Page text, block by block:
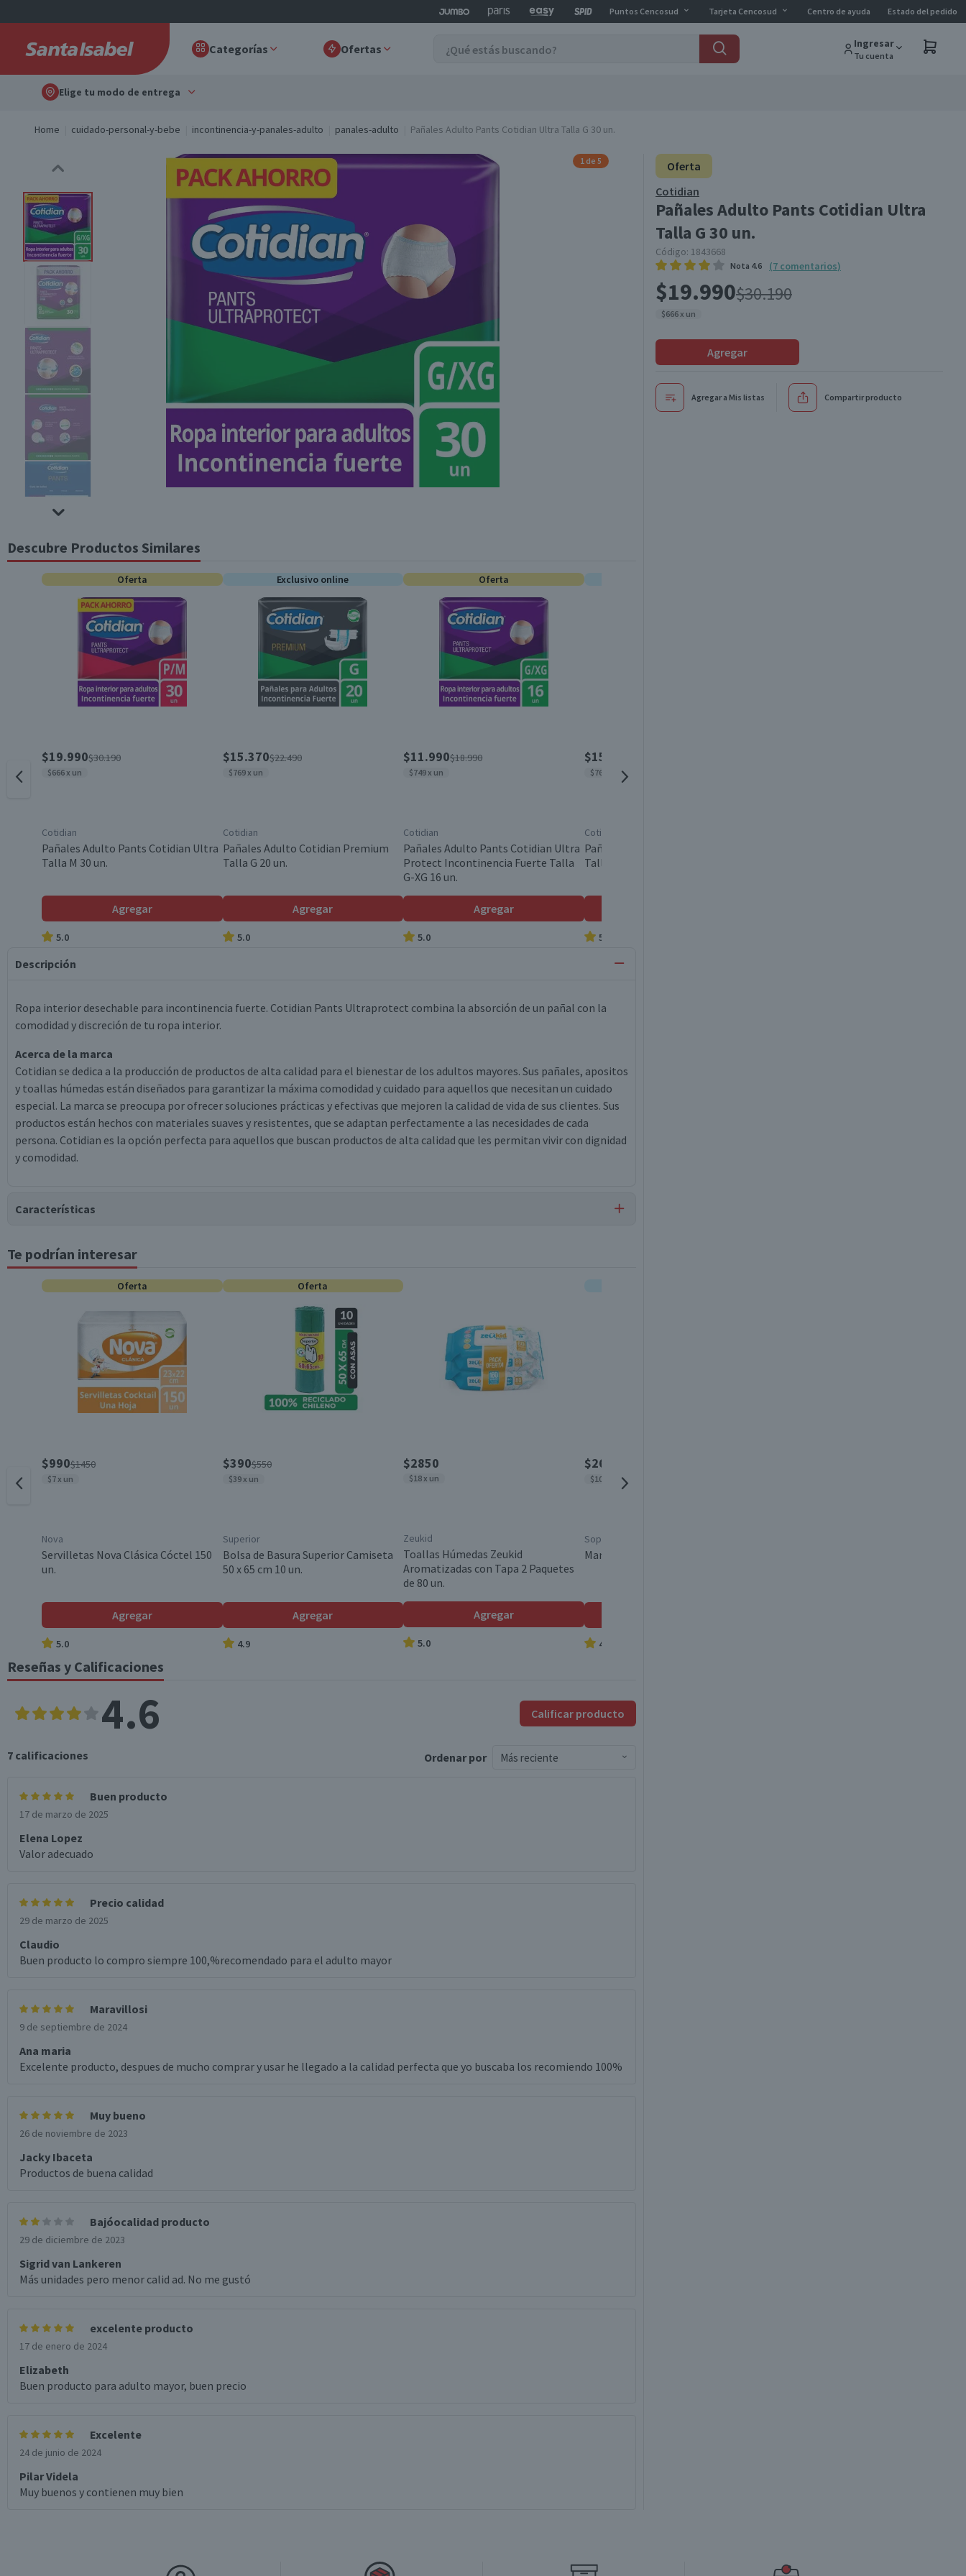
Puntos Cencosud Tarjeta Cencosud Centro de ayuda Estado del pedido
Categorías Ofertas Ingresar
Tu cuenta
Elige tu modo de entrega
Home cuidado-personal-y-bebe incontinencia-y-panales-adulto panales-adulto Pañales Adulto Pants Cotidian Ultra Talla G 30 un.
Oferta
Cotidian
Pañales Adulto Pants Cotidian Ultra
Talla G 30 un.
Código: 1843668
Nota 4.6 (7 comentarios)
$19.990$30.190
$666 x un
Agregar
Agregar a Mis listas Compartir producto
1 de 5
Descubre Productos Similares
Oferta
$19.990$30.190
$666 x un
Cotidian
Pañales Adulto Pants Cotidian Ultra
Talla M 30 un.
Agregar
5.0
Exclusivo online
$15.370$22.490
$769 x un
Cotidian
Pañales Adulto Cotidian Premium
Talla G 20 un.
Agregar
5.0
Oferta
$11.990$18.990
$749 x un
Cotidian
Pañales Adulto Pants Cotidian Ultra
Protect Incontinencia Fuerte Talla
G-XG 16 un.
Agregar
5.0
$15.370
$769 x un
Cotidian
Pañales Adulto Cotidian Premium
Talla M 20 un.
5.0
Descripción
Ropa interior desechable para incontinencia fuerte. Cotidian Pants Ultraprotect combina la absorción de un pañal con la
comodidad y discreción de tu ropa interior.
Acerca de la marca
Cotidian se dedica a la producción de productos de alta calidad para el bienestar de los adultos mayores. Sus pañales, apositos
y toallas húmedas están diseñados para garantizar la máxima comodidad y cuidado para aquellos que necesitan un cuidado
especial. La marca se preocupa por ofrecer soluciones prácticas y efectivas que mejoren la calidad de vida de sus clientes. Sus
productos están hechos con materiales suaves y resistentes, que se adaptan perfectamente a las necesidades de cada
persona. Cotidian es la opción perfecta para aquellos que buscan productos de alta calidad que les permitan vivir con dignidad
y comodidad.
Características
Tipo de Producto
Celulosa, Polímero super absorbente, Polietileno, Tela no
tejida, Papel Tissue, Elásticos y Adhesivos
Contenido 30 unidades
Envase
Garantía Mínima Legal Válida hasta su fecha de caducidad
Te podrían interesar
Oferta
$990$1450
$7 x un
Nova
Servilletas Nova Clásica Cóctel 150
un.
Agregar
5.0
Oferta
$390$550
$39 x un
Superior
Bolsa de Basura Superior Camiseta
50 x 65 cm 10 un.
Agregar
4.9
$2850
$18 x un
Zeukid
Toallas Húmedas Zeukid
Aromatizadas con Tapa 2 Paquetes
de 80 un.
Agregar
5.0
$2690
$10.760 x kg
Soprole
Mantequilla Soprole con Sal 250 g
4.9
Reseñas y Calificaciones
4.6 Calificar producto
7 calificaciones Ordenar por Más reciente
Buen producto
17 de marzo de 2025
Elena Lopez
Valor adecuado
Precio calidad
29 de marzo de 2025
Claudio
Buen producto lo compro siempre 100,%recomendado para el adulto mayor
Maravillosi
9 de septiembre de 2024
Ana maria
Excelente producto, despues de mucho comprar y usar he llegado a la calidad perfecta que yo buscaba los recomiendo 100%
Muy bueno
26 de noviembre de 2023
Jacky Ibaceta
Productos de buena calidad
Bajóocalidad producto
29 de diciembre de 2023
Sigrid van Lankeren
Más unidades pero menor calid ad. No me gustó
excelente producto
17 de enero de 2024
Elizabeth
Buen producto para adulto mayor, buen precio
Excelente
24 de junio de 2024
Pilar Videla
Muy buenos y contienen muy bien